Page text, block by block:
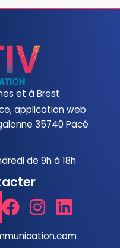
et à Brest
application web
35740 Pacé
de 9h à 18h